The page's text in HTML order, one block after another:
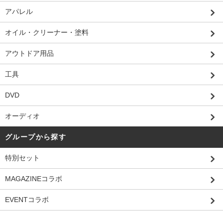
アパレル
オイル・クリーナー・塗料
アウトドア用品
工具
DVD
オーディオ
グループから探す
特別セット
MAGAZINEコラボ
EVENTコラボ